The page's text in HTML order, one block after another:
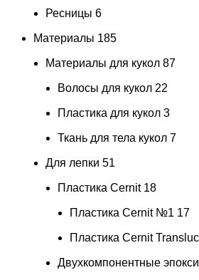
Ресницы 6
Материалы 185
Материалы для кукол 87
Волосы для кукол 22
Пластика для кукол 3
Ткань для тела кукол 7
Для лепки 51
Пластика Cernit 18
Пластика Cernit №1 17
Пластика Cernit
Двухкомпонентные